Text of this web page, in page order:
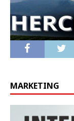
MARKETING